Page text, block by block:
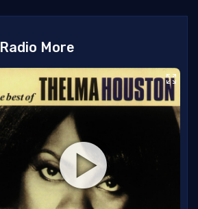
Radio More